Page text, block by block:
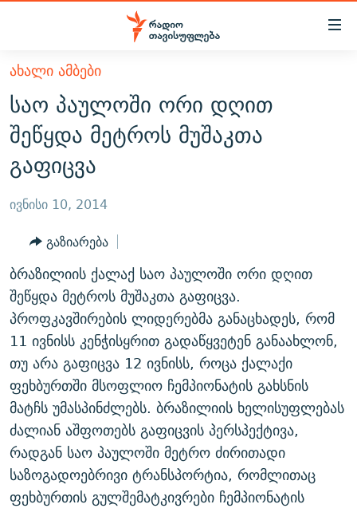
Accessibility
მთავარ
შინაარსზე
დაბრუნება
მთავარ
ნავიგაციაზე
დაბრუნება
ძიებაზე
ᲐᲮᲐᲚᲘ ᲐᲛᲑᲔᲑᲘ
ᲗᲔᲛᲔᲑᲘ
ᲞᲝᲚᲘᲢᲘᲙᲐ
ᲔᲙᲝᲜᲝᲛᲘᲙᲐ
ᲡᲐᲖᲝᲒᲐᲓᲝᲔᲑᲐ
ᲕᲘᲓᲔᲝ
ᲑᲚᲝᲒᲔᲑᲘ
ᲞᲝᲓᲙᲐᲡᲢᲔᲑᲘ
60 ᲓᲔᲪᲘᲑᲔᲚᲘ
ᲒᲐᲜᲙᲘᲗᲮᲕᲘᲡ ᲓᲦᲔ
ᲓᲘᲚᲘᲡ ᲡᲐᲣᲑᲠᲔᲑᲘ
ᲛᲝᲚᲐᲞᲐᲠᲐᲙᲔ ᲢᲔᲥᲡᲢᲔᲑᲘ
ᲨᲘᲜ - ᲣᲪᲮᲝᲔᲗᲨᲘ
ᲚᲘᲢᲔᲠᲐᲢᲣᲠᲣᲚᲘ ᲬᲐᲮᲜᲐᲒᲔᲑᲘ
ᲐᲛᲔᲠᲘᲙᲣᲚᲘ ᲛᲝᲗᲮᲠᲝᲑᲐ
ᲘᲛᲞᲔᲠᲘᲐ ᲓᲐ ᲠᲐᲓᲘᲝ
ᲤᲔᲜᲝᲕᲐᲜᲘ - 2.10
ᲗᲥᲕᲔᲜᲘ ᲞᲣᲑᲚᲘᲙᲐᲪᲘᲔᲑᲘ
ᲞᲠᲝᲔᲥᲢᲔᲑᲘ
ᲣᲙᲠᲐᲘᲜᲐᲨᲘ ᲓᲐᲦᲣᲞᲣᲚᲘ ᲥᲐᲠᲗᲕᲔᲚᲘ ᲛᲔᲑᲠᲫᲝᲚᲔᲑᲘ - 2022
ᲓᲐᲛᲝᲣᲙᲘᲓᲔᲑᲚᲝᲑᲘᲡ 100 ᲬᲔᲚᲘ
ᲩᲔᲛᲘ ᲡᲘᲙᲕᲓᲘᲚᲘᲡ ᲛᲘᲖᲔᲖᲘᲐ COVID-19
11 ᲬᲔᲚᲘ - 11 ᲐᲛᲑᲐᲕᲘ
ᲡᲐᲞᲐᲠᲚᲐᲛᲔᲜᲢᲝ ᲐᲠᲩᲔᲕᲜᲔᲑᲘᲡ ᲘᲡᲢᲝᲠᲘᲐ
ᲑᲐᲕᲨᲕᲔᲑᲘ ᲞᲠᲝᲡᲢᲘᲢᲣᲪᲘᲐᲨᲘ - ᲐᲛᲝᲣᲗᲥᲛᲔᲚᲘ ᲐᲛᲑᲐᲕᲘ
5 ᲐᲛᲑᲐᲕᲘ - 20 ᲘᲕᲜᲘᲡᲡ ᲓᲐᲨᲐᲕᲔᲑᲣᲚᲔᲑᲘ
ЭХО КАВКАЗА
ᲒᲐᲛᲝᲘᲬᲔᲠᲔ
რთე/რთ-ის ყველა საიტი
ᲐᲮᲐᲚᲘ ᲐᲛᲑᲔᲑᲘ
საო პაულოში ორი დღით
შეწყდა მეტროს მუშაკთა
გაფიცვა
ივნისი 10, 2014
გაზიარება
ბრაზილიის ქალაქ საო პაულოში ორი დღით
შეწყდა მეტროს მუშაკთა გაფიცვა.
პროფკავშირების ლიდერებმა განაცხადეს, რომ
11 ივნისს კენჭისყრით გადაწყვეტენ განაახლონ,
თუ არა გაფიცვა 12 ივნისს, როცა ქალაქი
ფეხბურთში მსოფლიო ჩემპიონატის გახსნის
მატჩს უმასპინძლებს. ბრაზილიის ხელისუფლებას
ძალიან აშფოთებს გაფიცვის პერსპექტივა,
რადგან საო პაულოში მეტრო ძირითადი
საზოგადოებრივი ტრანსპორტია, რომლითაც
ფეხბურთის გულშემატკივრები ჩემპიონატის